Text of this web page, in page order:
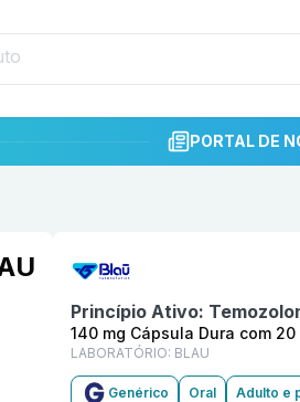
PORTAL DE
Princípio Ativo:
140 mg Cápsula Dura com 20
LABORATÓRIO: BLAU
Genérico Oral Adulto e